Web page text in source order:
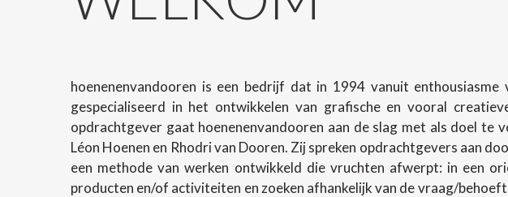
hoenenenvandooren is een bedrijf dat in 1994 vanuit
gespecialiseerd in het ontwikkelen van grafische en vooral
opdrachtgever gaat hoenenenvandooren aan de slag met als doel te
Léon Hoenen en Rhodri van Dooren. Zij spreken opdrachtgevers aan
een methode van werken ontwikkeld die vruchten afwerpt: in een
producten en/of activiteiten en zoeken afhankelijk van de vraag/